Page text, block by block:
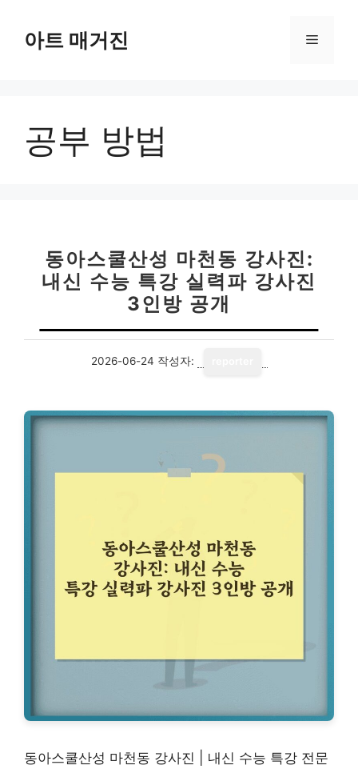
아트 매거진 메
공부 방법
동아스쿨산성 마천동 강사진:
내신 수능 특강 실력파 강사진
3인방 공개
2026-06-24 작성자:
동아스쿨산성 마천동 강사진 | 내신 수능 특강 전문